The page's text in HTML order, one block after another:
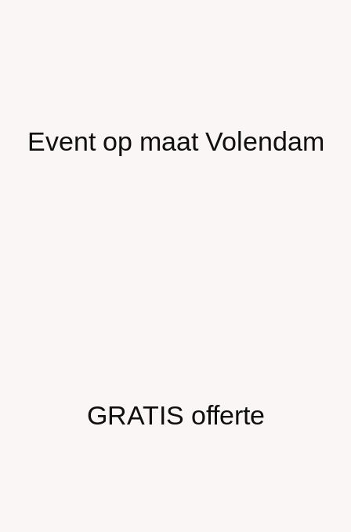
Event op maat Volendam
GRATIS offerte